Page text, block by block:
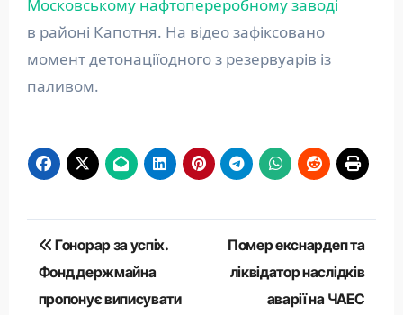
Московському нафтопереробному заводі
в районі Капотня. На відео зафіксовано
момент детонаціїодного з резервуарів із
паливом.
Навігація
записів
Гонорар за успіх.
Фонд держмайна
пропонує виписувати
Помер екснардеп та
ліквідатор наслідків
аварії на ЧАЕС